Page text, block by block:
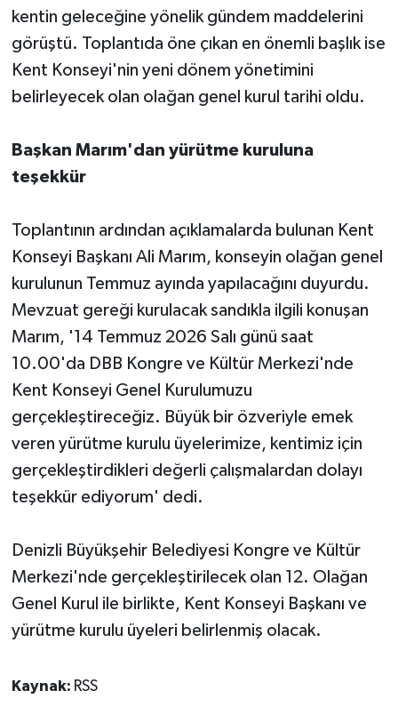
kentin geleceğine yönelik gündem maddelerini
görüştü. Toplantıda öne çıkan en önemli başlık ise
Kent Konseyi'nin yeni dönem yönetimini
belirleyecek olan olağan genel kurul tarihi oldu.
Başkan Marım'dan yürütme kuruluna
teşekkür
Toplantının ardından açıklamalarda bulunan Kent
Konseyi Başkanı Ali Marım, konseyin olağan genel
kurulunun Temmuz ayında yapılacağını duyurdu.
Mevzuat gereği kurulacak sandıkla ilgili konuşan
Marım, '14 Temmuz 2026 Salı günü saat
10.00'da DBB Kongre ve Kültür Merkezi'nde
Kent Konseyi Genel Kurulumuzu
gerçekleştireceğiz. Büyük bir özveriyle emek
veren yürütme kurulu üyelerimize, kentimiz için
gerçekleştirdikleri değerli çalışmalardan dolayı
teşekkür ediyorum' dedi.
Denizli Büyükşehir Belediyesi Kongre ve Kültür
Merkezi'nde gerçekleştirilecek olan 12. Olağan
Genel Kurul ile birlikte, Kent Konseyi Başkanı ve
yürütme kurulu üyeleri belirlenmiş olacak.
Kaynak: RSS